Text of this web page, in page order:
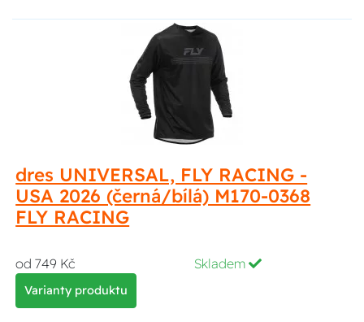
dres UNIVERSAL, FLY RACING -
USA 2026 (černá/bílá) M170-0368
FLY RACING
od 749 Kč Skladem
Varianty produktu